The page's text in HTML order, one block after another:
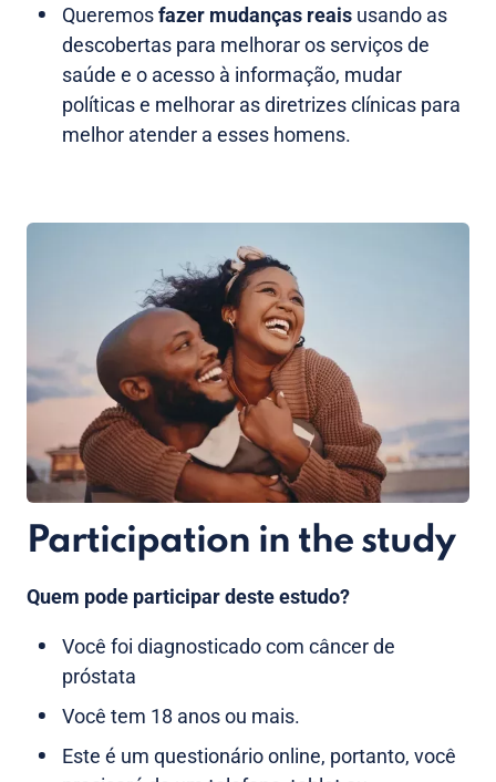
Queremosfazer mudanças reais usando as
descobertas para melhorar os serviços de
saúde e o acesso à informação, mudar
políticas e melhorar as diretrizes clínicas para
melhor atender a esses homens.
Participation in the study
Quem pode participar deste estudo?
Você foi diagnosticado com câncer de
próstata
Você tem 18 anos ou mais.
Este é um questionário online, portanto, você